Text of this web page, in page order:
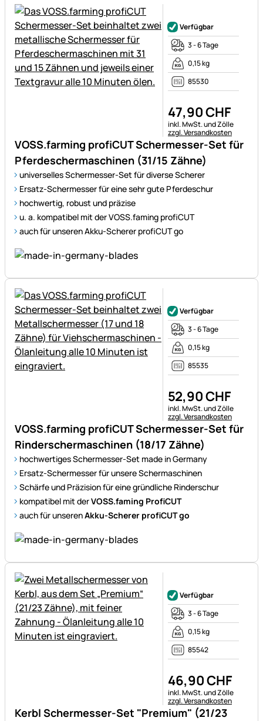
VOSS.farming profiCUT Schermesser-Set für
Pferdeschermaschinen (31/15 Zähne)
universelles Schermesser-Set für diverse Scherer
Ersatz-Schermesser für eine sehr gute Pferdeschur
hochwertig, robust und präzise
u. a. kompatibel mit der VOSS.faming profiCUT
auch für unseren Akku-Scherer profiCUT go
Verfügbar
3 - 6 Tage
0,15 kg
85530
47,90CHF
Steuerhinweis:
inkl. MwSt. und Zölle
zzgl. Versandkosten
VOSS.farming profiCUT Schermesser-Set für
Rinderschermaschinen (18/17 Zähne)
hochwertiges Schermesser-Set made in Germany
Ersatz-Schermesser für unsere Schermaschinen
Schärfe und Präzision für eine gründliche Rinderschur
kompatibel mit derVOSS.faming ProfiCUT
auch für unserenAkku-Scherer profiCUT go
Verfügbar
3 - 6 Tage
0,15 kg
85535
52,90CHF
Steuerhinweis:
inkl. MwSt. und Zölle
zzgl. Versandkosten
Kerbl Schermesser-Set "Premium" (21/23
Verfügbar
3 - 6 Tage
0,15 kg
85542
46,90CHF
Steuerhinweis:
inkl. MwSt. und Zölle
zzgl. Versandkosten